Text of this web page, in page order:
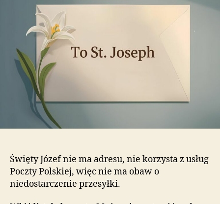
Święty Józef nie ma adresu, nie korzysta z usług
Poczty Polskiej, więc nie ma obaw o
niedostarczenie przesyłki.